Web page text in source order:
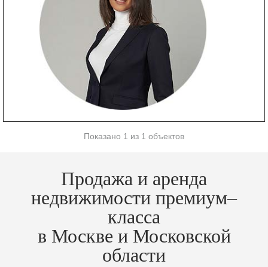
Показано 1 из 1 объектов
Продажа и аренда
недвижимости премиум–
класса
в Москве и Московской
области